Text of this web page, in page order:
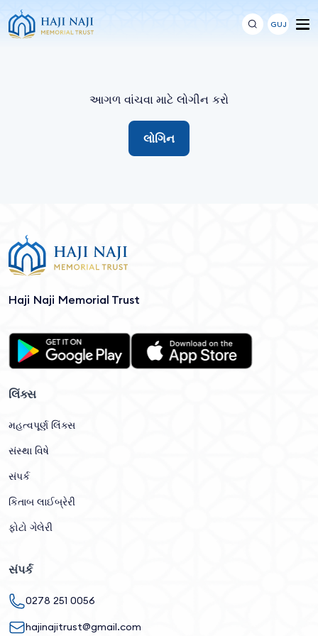
GUJ
આગળ વાંચવા માટે લોગીન કરો
લોગિન
Haji Naji Memorial Trust
લિંક્સ
મહત્વપૂર્ણ લિંક્સ
સંસ્થા વિષે
સંપર્ક
કિતાબ લાઈબ્રેરી
ફોટો ગેલેરી
સંપર્ક
0278 251 0056
hajinajitrust@gmail.com